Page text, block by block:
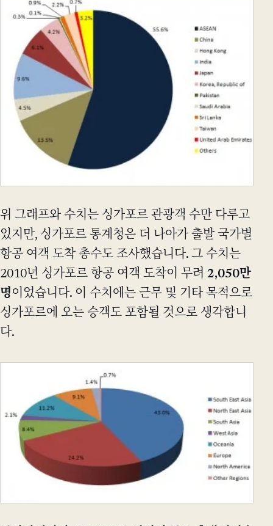
위 그래프와 수치는 싱가포르 관광객 수만 다루고
있지만, 싱가포르 통계청은 더 나아가 출발 국가별
항공 여객 도착 총수도 조사했습니다. 그 수치는
2010년 싱가포르 항공 여객 도착이 무려 2,050만
명 이었습니다. 이 수치에는 근무 및 기타 목적으로
싱가포르에 오는 승객도 포함될 것으로 생각합니
다.